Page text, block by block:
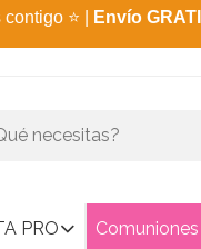
contigo ⭐ Envío
PRO Comuniones